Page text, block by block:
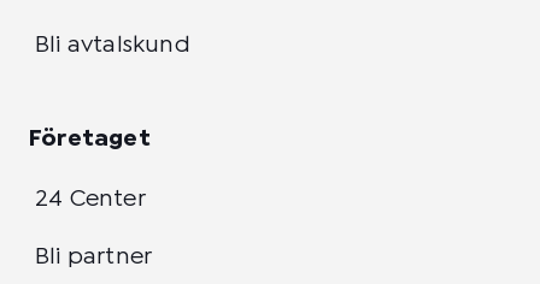
Bli avtalskund
Företaget
24 Center
Bli partner